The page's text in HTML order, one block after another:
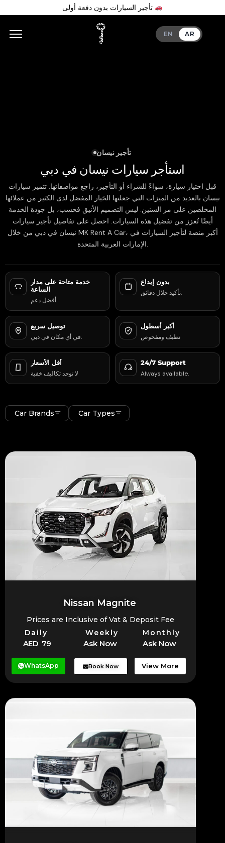
EN AR
تأجير نيسان
استأجر سيارات نيسان في دبي
قبل اختيار سيارة، سواءً للشراء أو التأجير، راجع مواصفاتها. تتميز سيارات
نيسان بالعديد من الميزات التي جعلتها الخيار المفضل لدى الكثير من عملائها
المخلصين على مر السنين. ليس التصميم الأنيق فحسب، بل جودة الخدمة
أيضًا تُعزز من تفضيل هذه السيارات. احصل على تفاصيل تأجير سيارات
نيسان في دبي من خلال MK Rent A Car، أكبر منصة لتأجير السيارات في
الإمارات العربية المتحدة.
خدمة متاحة على مدار
الساعة
أفضل دعم.
بدون إيداع
تأكيد خلال دقائق.
توصيل سريع
في أي مكان في دبي.
أكبر أسطول
نظيف ومفحوص
أقل الأسعار
لا توجد تكاليف خفية
24/7 Support
Always available.
Car Brands Car Types
Nissan Magnite
Prices are Inclusive of Vat & Deposit Fee
Daily
Weekly Monthly
AED 79 Ask Now Ask Now
WhatsApp Book Now View More